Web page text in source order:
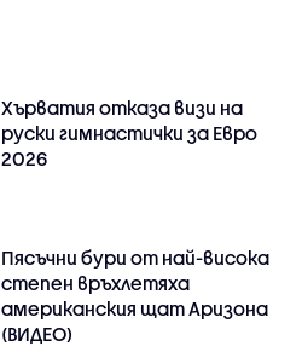
Хърватия отказа визи на
руски гимнастички за Евро
2026
Пясъчни бури от най-висока
степен връхлетяха
американския щат Аризона
(ВИДЕО)